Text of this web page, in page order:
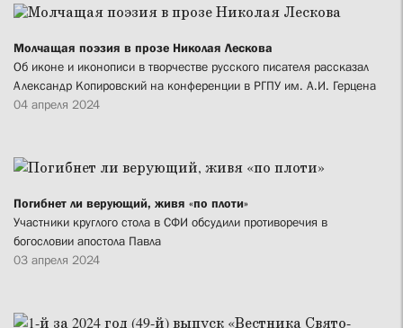
Молчащая поэзия в прозе Николая Лескова
Об иконе и иконописи в творчестве русского писателя рассказал
Александр Копировский на конференции в РГПУ им. А.И. Герцена
04 апреля 2024
Погибнет ли верующий, живя «по плоти»
Участники круглого стола в СФИ обсудили противоречия в
богословии апостола Павла
03 апреля 2024